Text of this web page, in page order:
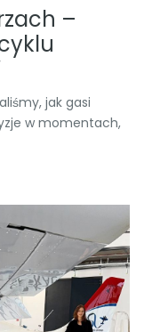
–
jak gasi
w momentach,